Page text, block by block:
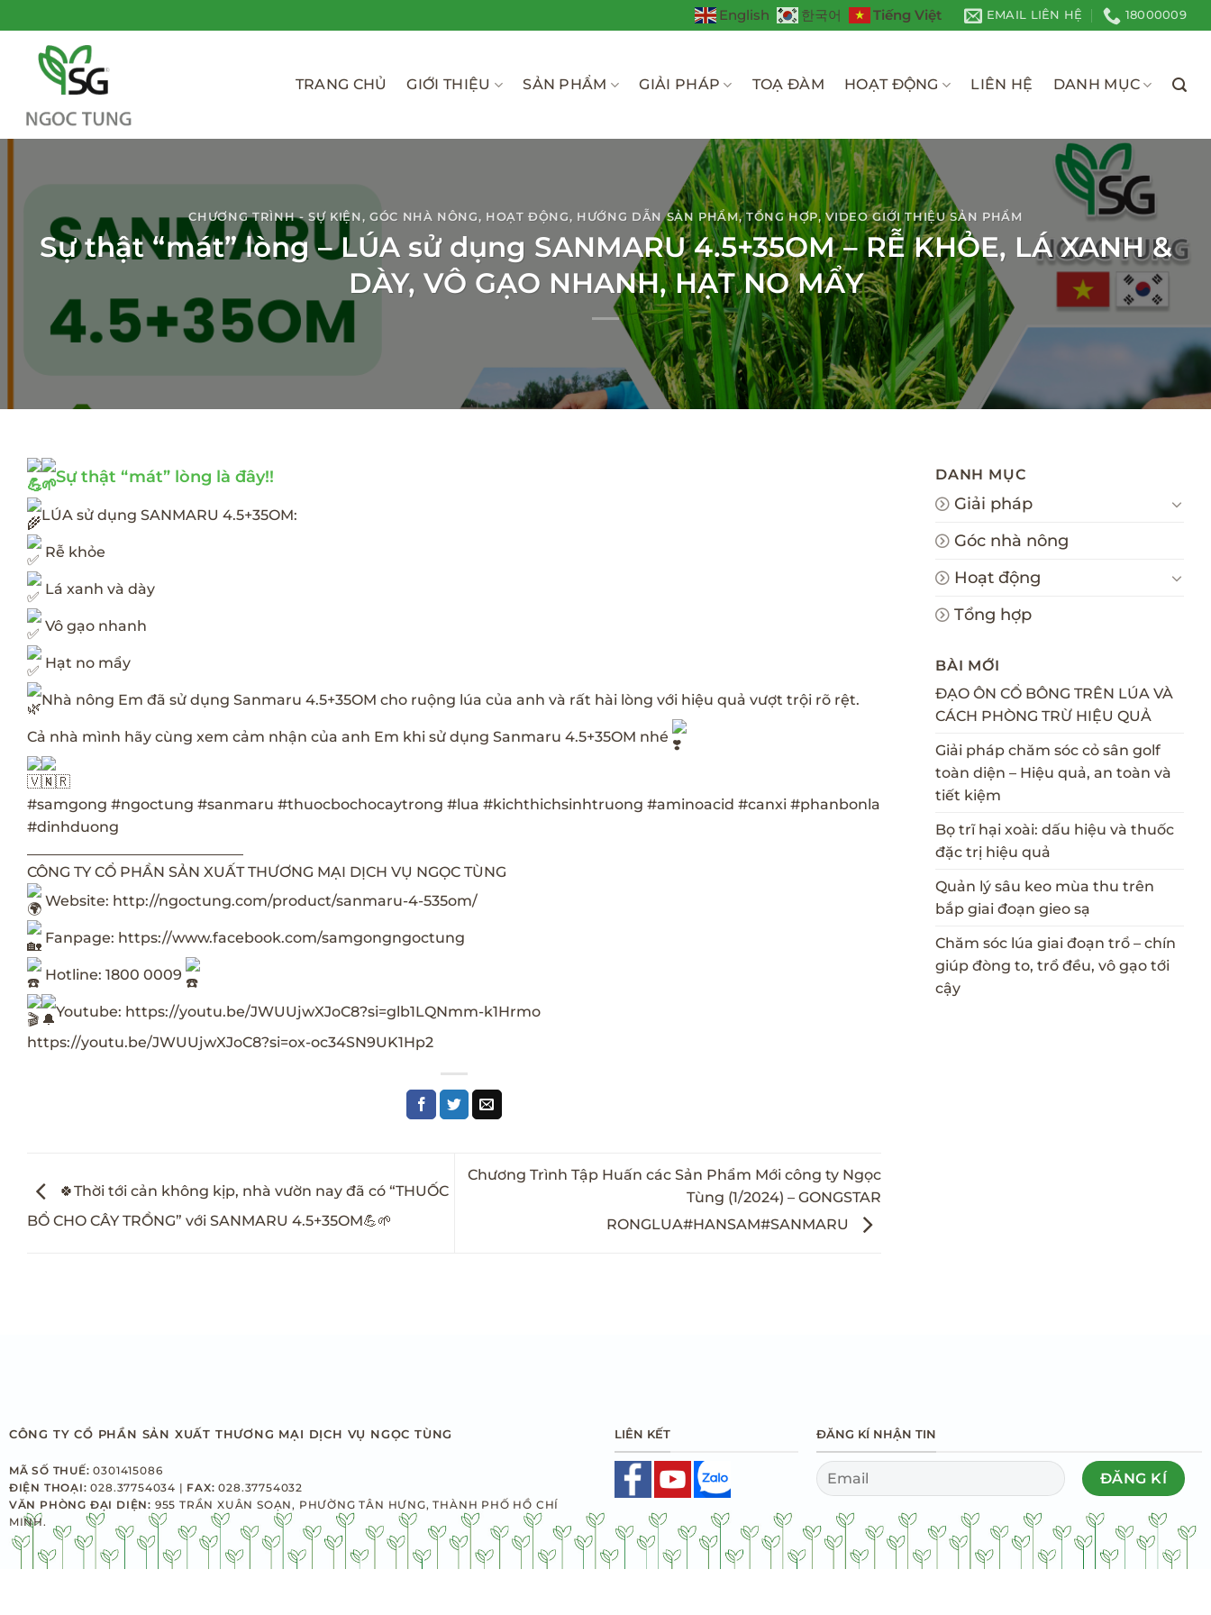
qua
English 한국어 Tiếng Việt EMAIL LIÊN HỆ 18000009
TRANG CHỦ GIỚI THIỆU SẢN PHẨM GIẢI PHÁP TOẠ ĐÀM HOẠT ĐỘNG LIÊN HỆ DANH MỤC
CHƯƠNG TRÌNH - SỰ KIỆN, GÓC NHÀ NÔNG, HOẠT ĐỘNG, HƯỚNG DẪN SẢN PHẨM,TỔNG HỢP,VIDEO GIỚI THIỆU SẢN PHẨM
Sự thật “mát” lòng – LÚA sử dụng SANMARU 4.5+35OM – RỄ KHỎE, LÁ XANH &
DÀY, VÔ GẠO NHANH, HẠT NO MẨY
Sự thật “mát” lòng là đây!!
LÚA sử dụng SANMARU 4.5+35OM:
Rễ khỏe
Lá xanh và dày
Vô gạo nhanh
Hạt no mẩy
Nhà nông Em đã sử dụng Sanmaru 4.5+35OM cho ruộng lúa của anh và rất hài lòng với hiệu quả vượt trội rõ rệt.
Cả nhà mình hãy cùng xem cảm nhận của anh Em khi sử dụng Sanmaru 4.5+35OM nhé
#samgong #ngoctung #sanmaru #thuocbochocaytrong #lua #kichthichsinhtruong #aminoacid #canxi #phanbonla
#dinhduong
CÔNG TY CỔ PHẦN SẢN XUẤT THƯƠNG MẠI DỊCH VỤ NGỌC TÙNG
Website: http://ngoctung.com/product/sanmaru-4-535om/
Fanpage: https://www.facebook.com/samgongngoctung
Hotline: 1800 0009
Youtube: https://youtu.be/JWUUjwXJoC8?si=glb1LQNmm-k1Hrmo
https://youtu.be/JWUUjwXJoC8?si=ox-oc34SN9UK1Hp2
🍀Thời tới cản không kịp, nhà vườn nay đã có “THUỐC
BỔ CHO CÂY TRỒNG” với SANMARU 4.5+35OM💪🌱
Chương Trình Tập Huấn các Sản Phẩm Mới công ty Ngọc
Tùng (1/2024) – GONGSTAR
RONGLUA#HANSAM#SANMARU
DANH MỤC
Giải pháp
Góc nhà nông
Hoạt động
Tổng hợp
BÀI MỚI
ĐẠO ÔN CỔ BÔNG TRÊN LÚA VÀ
CÁCH PHÒNG TRỪ HIỆU QUẢ
Giải pháp chăm sóc cỏ sân golf
toàn diện – Hiệu quả, an toàn và
tiết kiệm
Bọ trĩ hại xoài: dấu hiệu và thuốc
đặc trị hiệu quả
Quản lý sâu keo mùa thu trên
bắp giai đoạn gieo sạ
Chăm sóc lúa giai đoạn trổ – chín
giúp đòng to, trổ đều, vô gạo tới
cậy
CÔNG TY CỔ PHẦN SẢN XUẤT THƯƠNG MẠI DỊCH VỤ NGỌC TÙNG
MÃ SỐ THUẾ: 0301415086
ĐIỆN THOẠI: 028.37754034 | FAX: 028.37754032
VĂN PHÒNG ĐẠI DIỆN: 955 TRẦN XUÂN SOẠN, PHƯỜNG TÂN HƯNG, THÀNH PHỐ HỒ CHÍ
MINH.
LIÊN KẾT ĐĂNG KÍ NHẬN TIN